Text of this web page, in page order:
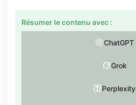
Résumer le contenu avec :
ChatGPT
Grok
Perplexity